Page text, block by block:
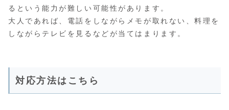
るという能力が難しい可能性があります。
大人であれば、電話をしながらメモが取れない、料理を
しながらテレビを見るなどが当てはまります。
対応方法はこちら